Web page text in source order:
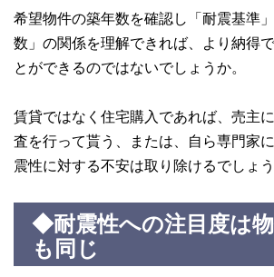
希望物件の築年数を確認し「耐震基準
数」の関係を理解できれば、より納得
とができるのではないでしょうか。
賃貸ではなく住宅購入であれば、売主
査を行って貰う、または、自ら専門家
震性に対する不安は取り除けるでしょう
◆耐震性への注目度は
も同じ